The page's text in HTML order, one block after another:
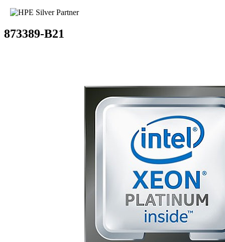
873389-B21